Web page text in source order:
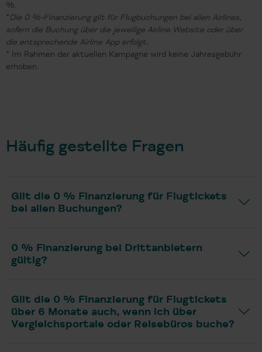
%.
* Die 0 %-Finanzierung gilt für Flugbuchungen bei allen Airlines,
sofern die Buchung über die jeweilige Airline Website oder über
die entsprechende Airline App erfolgt.
* Im Rahmen der aktuellen Kampagne wird keine Jahresgebühr
erhoben.
Häufig gestellte Fragen
Gilt die 0 % Finanzierung für Flugtickets
bei allen Buchungen?
0 % Finanzierung bei Drittanbietern
gültig?
Gilt die 0 % Finanzierung für Flugtickets
über 6 Monate auch, wenn ich über
Vergleichsportale oder Reisebüros buche?